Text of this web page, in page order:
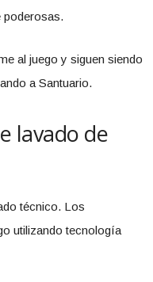
poderosas.
al juego y siguen siendo
a Santuario.
lavado de
técnico. Los
utilizando tecnología